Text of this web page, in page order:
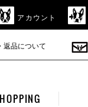
アカウント
返品について